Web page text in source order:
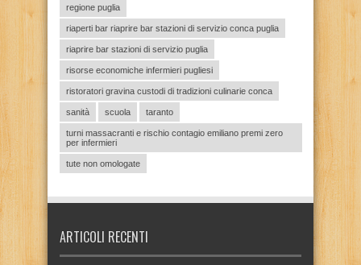
regione puglia
riaperti bar riaprire bar stazioni di servizio conca puglia
riaprire bar stazioni di servizio puglia
risorse economiche infermieri pugliesi
ristoratori gravina custodi di tradizioni culinarie conca
sanità scuola taranto
turni massacranti e rischio contagio emiliano premi zero
per infermieri
tute non omologate
ARTICOLI RECENTI